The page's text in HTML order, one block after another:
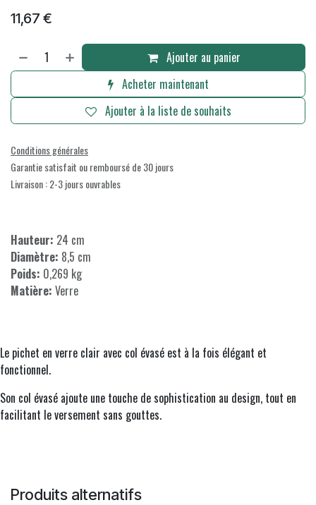
11,67 €
Ajouter au panier
Acheter maintenant
Ajouter à la liste de souhaits
Conditions générales
Garantie satisfait ou remboursé de 30 jours
Livraison : 2-3 jours ouvrables
Hauteur: 24 cm
Diamètre: 8,5 cm
Poids: 0,269 kg
Matière: Verre
Le pichet en verre clair avec col évasé est à la fois élégant et
fonctionnel.
Son col évasé ajoute une touche de sophistication au design, tout en
facilitant le versement sans gouttes.
Produits alternatifs